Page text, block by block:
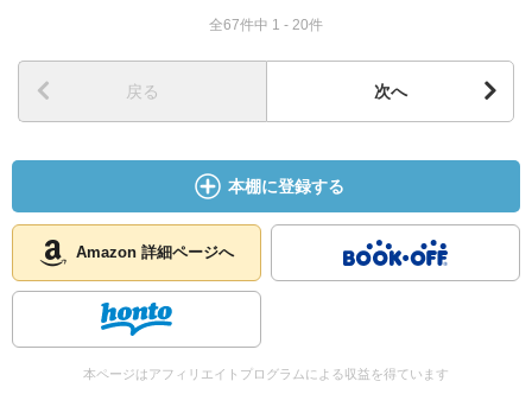
全67件中 1 - 20件
戻る 次へ
本棚に登録する
Amazon 詳細ページへ
本ページはアフィリエイトプログラムによる収益を得ています